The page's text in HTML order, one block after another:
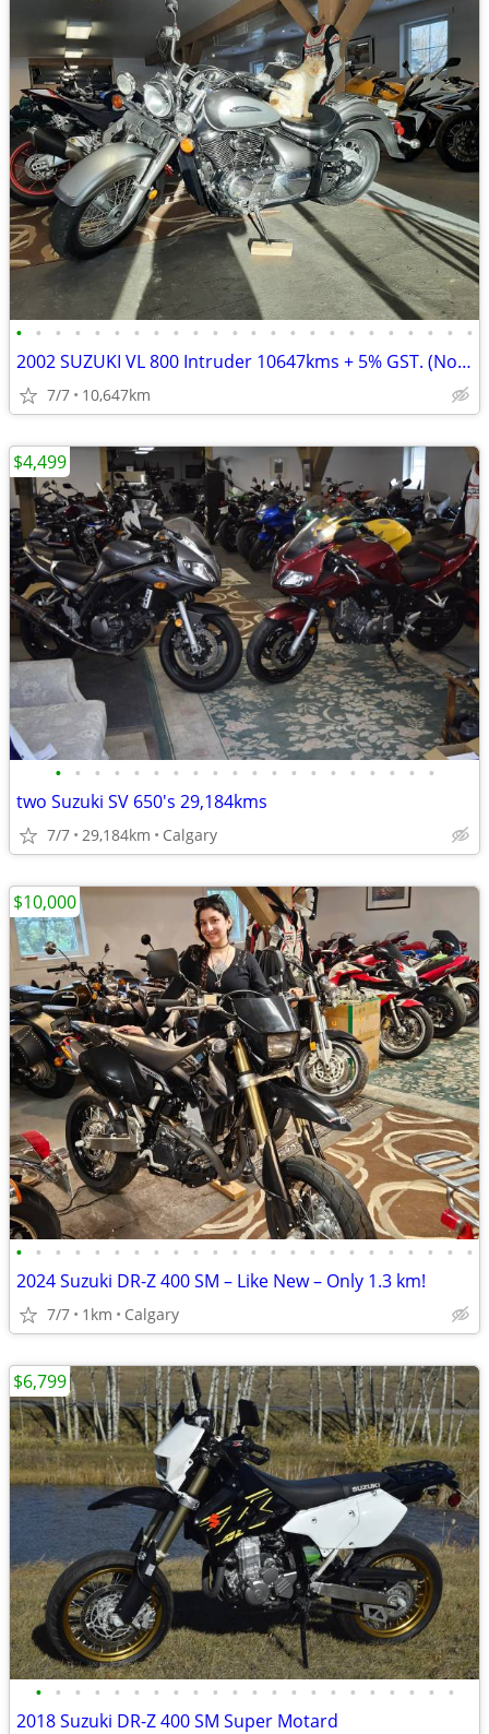
• • • • • • • • • • • • • • • • • • • • • • • •
2002 SUZUKI VL 800 Intruder 10647kms + 5% GST. (No endless fees)
7/7 10,647km
• • • • • • • • • • • • • • • • • • • •
two Suzuki SV 650's 29,184kms
7/7 29,184km Calgary
$4,499
• • • • • • • • • • • • • • • • • • • • • • • •
2024 Suzuki DR-Z 400 SM – Like New – Only 1.3 km!
7/7 1km Calgary
$10,000
• • • • • • • • • • • • • • • • • • • • • •
2018 Suzuki DR-Z 400 SM Super Motard
$6,799